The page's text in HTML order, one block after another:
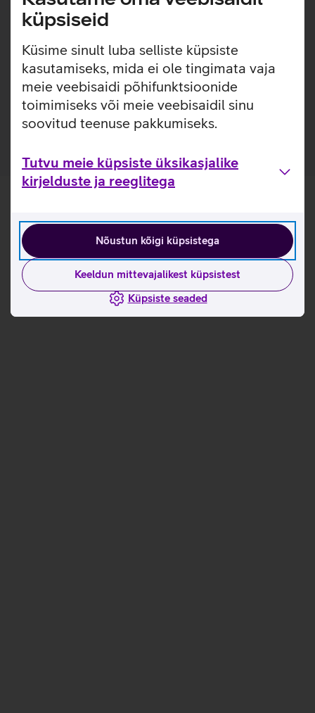
küpsiseid
Küsime sinult luba selliste küpsiste
kasutamiseks, mida ei ole tingimata vaja
meie veebisaidi põhifunktsioonide
toimimiseks või meie veebisaidil sinu
soovitud teenuse pakkumiseks.
Tutvu meie küpsiste üksikasjalike
kirjelduste ja reeglitega
Nõustun kõigi küpsistega
Keeldun mittevajalikest küpsistest
Küpsiste seaded
kõigil pindadel. Tänu 2,4 GHz juhtmevabale ühendusele
tagab hiir sujuva ja kiire andmeedastuse tööraadiusega
Kasulikud lingid
Tutvu Microsoft WRL Mobile 1850 juhtmeta hiire
omadustega lähemalt siit